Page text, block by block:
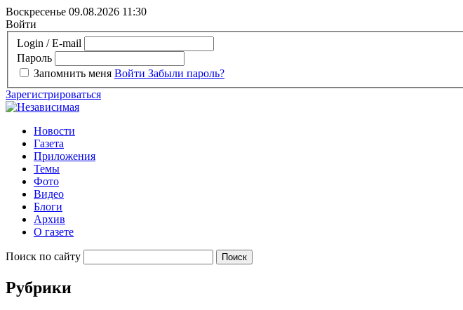
Воскресенье 09.08.2026 11:30
Войти
Login / E-mail
Пароль
Запомнить меня Войти Забыли пароль?
Зарегистрироваться
Новости
Газета
Приложения
Темы
Фото
Видео
Блоги
Архив
О газете
Поиск по сайту
Рубрики